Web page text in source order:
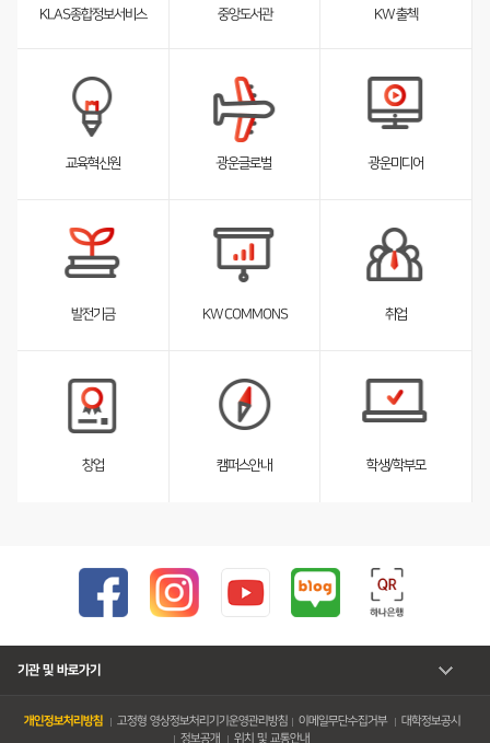
KLAS종합정보서비스 중앙도서관 KW 출첵
브
스
트
침
교육혁신원
브
리
스
트
침
광운글로벌
브
리
스
트
침
광운미디어
발전기금 KW COMMONS
브
리
스
트
침
취업
창업
브
리
스
트
침
캠퍼스안내
브
리
스
침
학생/학부모
기관 및 바로가기
개인정보처리방침 고정형 영상정보처리기기운영관리방침 이메일무단수집거부
대학정보공시
정보공개
위치 및 교통안내